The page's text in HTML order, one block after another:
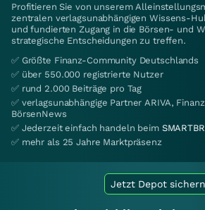
Profitieren Sie von unserem
zentralen verlagsunabhängigen Wissens-
und fundierten Zugang in die Börsen- und
strategische Entscheidungen zu treffen.
✅ Größte Finanz-Community Deutschlands
✅ über 550.000 registrierte Nutzer
✅ rund 2.000 Beiträge pro Tag
✅ verlagsunabhängige Partner ARIVA,
BörsenNews
✅ Jederzeit einfach handeln beim
✅ mehr als 25 Jahre Marktpräsenz
Jetzt Depot sichern